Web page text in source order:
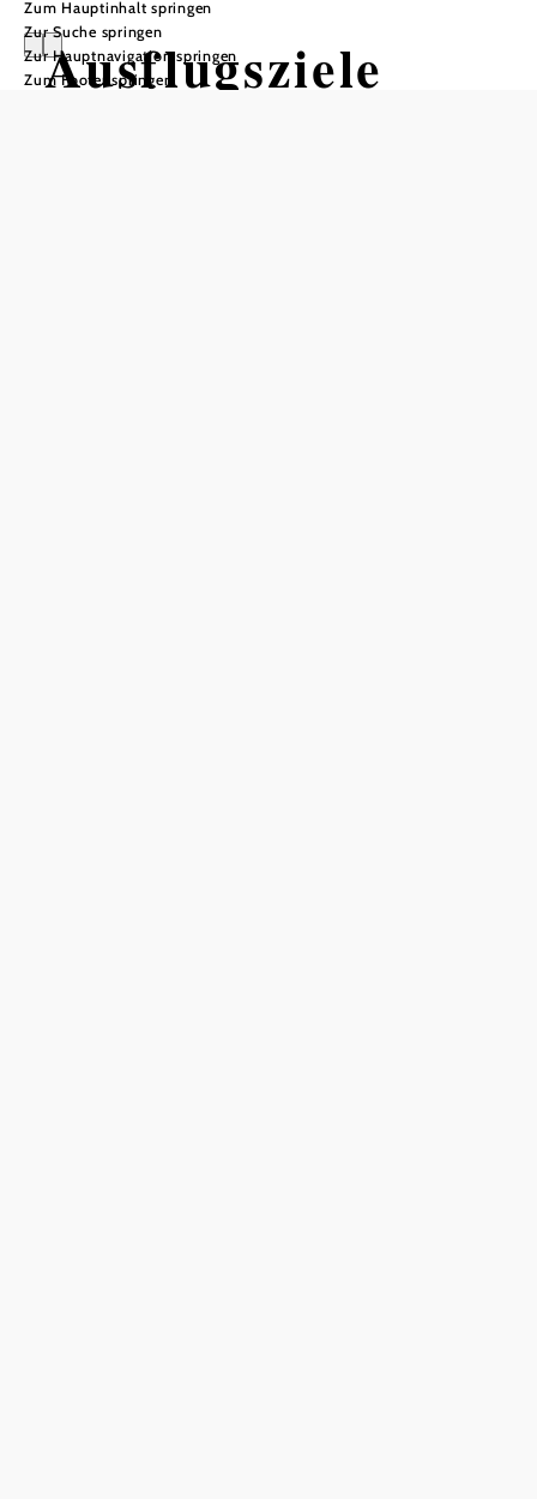
Zum Hauptinhalt springen
Zur Suche springen
Zur Hauptnavigation springen
Zum Footer springen
Ausflugsziele